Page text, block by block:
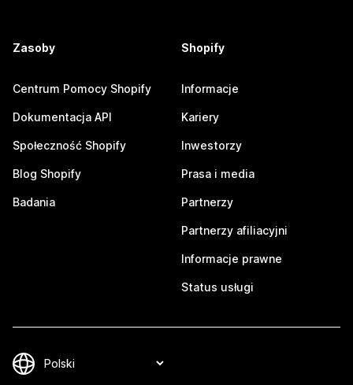
Zasoby
Centrum Pomocy Shopify
Dokumentacja API
Społeczność Shopify
Blog Shopify
Badania
Shopify
Informacje
Kariery
Inwestorzy
Prasa i media
Partnerzy
Partnerzy afiliacyjni
Informacje prawne
Status usługi